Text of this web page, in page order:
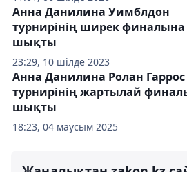
23:29, 10 шілде 2023
Анна Данилина Уимблдон
турнирінің ширек финалына
шықты
18:23, 04 маусым 2025
Анна Данилина Ролан Гаррос
турнирінің жартылай
шықты